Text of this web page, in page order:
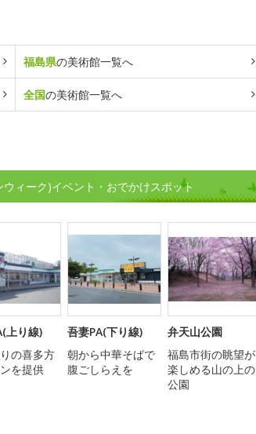
福島県の美術館一覧へ
全国の美術館一覧へ
ィーク)イベント・おでかけスポット
上り線)
の喜多方
を提供
吾妻PA(下り線)
朝から中華そばで
腹ごしらえを
弁天山公園
福島市街の眺望が
楽しめる山の上の
公園